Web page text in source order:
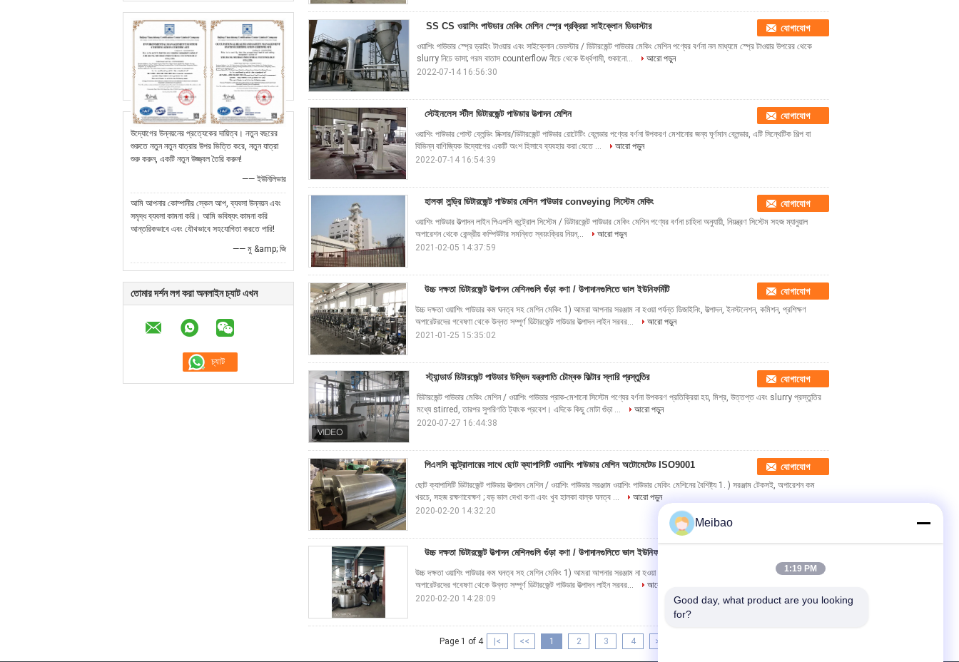
উদ্যোগের উন্নয়নের প্রত্যেকের দায়িত্ব। নতুন বছরের
শুরুতে নতুন নতুন যাত্রার উপর ভিত্তি করে, নতুন যাত্রা
শুরু করুন, একটি নতুন উজ্জ্বল তৈরি করুন!
—— ইউনিলিভার
আমি আপনার কোম্পানীর স্কেল আপ, ব্যবসা উন্নয়ন এবং
সমৃদ্ধ ব্যবসা কামনা করি। আমি ভবিষ্যৎ কামনা করি
আন্তরিকভাবে এবং যৌথভাবে সহযোগিতা করতে পারি!
—— মু &amp; জি
তোমার দর্শন লগ করা অনলাইন চ্যাট এখন
SS CS ওয়াশিং পাউডার মেকিং মেশিন স্প্রে প্রক্রিয়া সাইক্লোন ডিডাস্টার যোগাযোগ
ওয়াশিং পাউডার স্প্রে ড্রাইং টাওয়ার এবং সাইক্লোন ডেডস্টার / ডিটারজেন্ট পাউডার মেকিং মেশিন পণ্যের বর্ণনা নল মাধ্যমে স্প্রে টাওয়ার উপরের থেকে
slurry নিচে ভাসা; গরম বাতাস counterflow নীচে থেকে ঊর্ধ্বগামী, শুকানো...
আরো পড়ুন
2022-07-14 16:56:30
স্টেইনলেস স্টীল ডিটারজেন্ট পাউডার উত্পাদন মেশিন যোগাযোগ
ওয়াশিং পাউডার পোস্ট ব্লেন্ডিং মিক্সার/ডিটারজেন্ট পাউডার রোটেটিং ব্লেন্ডার পণ্যের বর্ণনা উপকরণ মেশানোর জন্য ঘূর্ণমান ব্লেন্ডার, এটি সিন্থেটিক শিল্প বা
বিভিন্ন বাণিজ্যিক উদ্যোগের একটি অংশ হিসাবে ব্যবহার করা যেতে ...
আরো পড়ুন
2022-07-14 16:54:39
হালকা লন্ড্রি ডিটারজেন্ট পাউডার মেশিন পাউডার conveying সিস্টেম মেকিং যোগাযোগ
ওয়াশিং পাউডার উত্পাদন লাইন পিএলসি কন্ট্রোল সিস্টেম / ডিটারজেন্ট পাউডার মেকিং মেশিন পণ্যের বর্ণনা চাহিদা অনুযায়ী, নিয়ন্ত্রণ সিস্টেম সহজ ম্যানুয়াল
অপারেশন থেকে কেন্দ্রীয় কম্পিউটার সমন্বিত স্বয়ংক্রিয় নিয়ন্...
আরো পড়ুন
2021-02-05 14:37:59
উচ্চ দক্ষতা ডিটারজেন্ট উত্পাদন মেশিনগুলি গুঁড়া কণা / উপাদানগুলিতে ভাল ইউনিফর্মিটি যোগাযোগ
উচ্চ দক্ষতা ওয়াশিং পাউডার কম ঘনত্ব সহ মেশিন মেকিং 1) আমরা আপনার সরঞ্জাম না হওয়া পর্যন্ত ডিজাইনিং, উত্পাদন, ইনস্টলেশন, কমিশন, প্রশিক্ষণ
অপারেটরদের গবেষণা থেকে উন্নত সম্পূর্ণ ডিটারজেন্ট পাউডার উত্পাদন লাইন সরবর...
আরো পড়ুন
2021-01-25 15:35:02
স্ট্যান্ডার্ড ডিটারজেন্ট পাউডার উদ্ভিদ যন্ত্রপাতি চৌম্বক ফিল্টার স্লারি প্রস্তুতির যোগাযোগ
ডিটারজেন্ট পাউডার মেকিং মেশিন / ওয়াশিং পাউডার প্রাক-মেশানো সিস্টেম পণ্যের বর্ণনা উপকরণ প্রতিক্রিয়া হয়, মিশ্র, উত্তপ্ত এবং slurry প্রস্তুতির
মধ্যে stirred, তারপর সুপরিণতি ট্যাংক প্রবেশ। এদিকে কিছু মোটা গুঁড়া ...
আরো পড়ুন
2020-07-27 16:44:38
পিএলসি কন্ট্রোলারের সাথে ছোট ক্যাপাসিটি ওয়াশিং পাউডার মেশিন অটোমেটেড ISO9001 যোগাযোগ
ছোট ক্যাপাসিটি ডিটারজেন্ট পাউডার উত্পাদন মেশিন / ওয়াশিং পাউডার সরঞ্জাম ওয়াশিং পাউডার মেকিং মেশিনের বৈশিষ্ট্য 1. ) সরঞ্জাম টেকসই, অপারেশন কম
খরচে, সহজ রক্ষণাবেক্ষণ ; বড় ভাল দেখা কণা এবং খুব হালকা বাল্ক ঘনত্ব ...
আরো পড়ুন
2020-02-20 14:32:20
উচ্চ দক্ষতা ডিটারজেন্ট উত্পাদন মেশিনগুলি গুঁড়া কণা / উপাদানগুলিতে ভাল ইউনিফর্মিটি
উচ্চ দক্ষতা ওয়াশিং পাউডার কম ঘনত্ব সহ মেশিন মেকিং 1) আমরা আপনার সরঞ্জাম না হওয়া পর্যন্ত ডিজাইনিং, উত্পাদন, ইনস্টলেশন, কমিশন, প্রশিক্ষণ
অপারেটরদের গবেষণা থেকে উন্নত সম্পূর্ণ ডিটারজেন্ট পাউডার উত্পাদন লাইন সরবর...
আরো পড়ুন
2020-02-20 14:28:09
Page 1 of 4 |< << 1 2 3 4 >>
Meibao
1:19 PM
Good day, what product are you looking
for?